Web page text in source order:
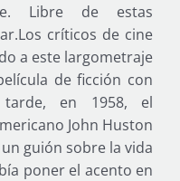
Libre de estas
críticos de cine
a este largometraje
de ficción con
tarde, en 1958, el
John Huston
guión sobre la vida
poner el acento en